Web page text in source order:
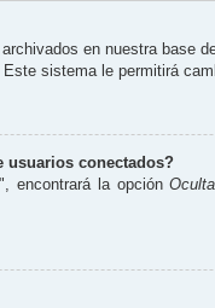
en nuestra
sistema le permitirá
usuarios conectados?
encontrará la opción